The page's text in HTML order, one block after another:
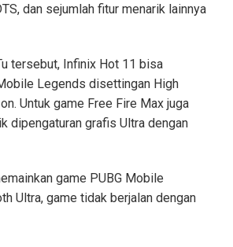
dan sejumlah fitur menarik lainnya
tersebut, Infinix Hot 11 bisa
Legends disettingan High
Untuk game Free Fire Max juga
dipengaturan grafis Ultra dengan
game PUBG Mobile
Ultra, game tidak berjalan dengan